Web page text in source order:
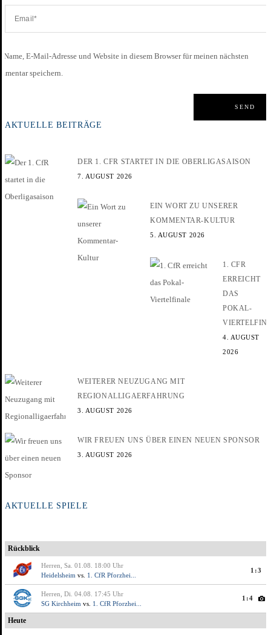
Name, E-Mail-Adresse und Website in diesem Browser für meinen nächsten
speichern.
AKTUELLE BEITRÄGE
DER 1. CFR STARTET IN DIE OBERLIGASAISON
7. AUGUST 2026
EIN WORT ZU UNSERER
KOMMENTAR-KULTUR
5. AUGUST 2026
1. CFR
ERREICHT
DAS
POKAL-
4. AUGUST
2026
WEITERER NEUZUGANG MIT
REGIONALLIGAERFAHRUNG
3. AUGUST 2026
WIR FREUEN UNS ÜBER EINEN NEUEN SPONSOR
3. AUGUST 2026
AKTUELLE SPIELE